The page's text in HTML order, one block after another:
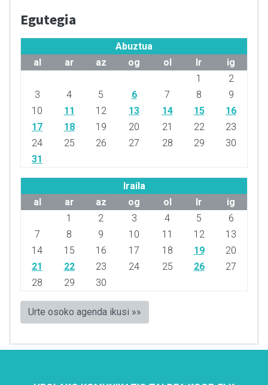
Egutegia
Abuztua
al
ar az og ol lr
ig
1
2
3
4 5 6 7 8
9
10
11 12 13 14 15
16
17
18 19 20 21 22
23
24
25 26 27 28 29
30
31
Iraila
al
ar az og ol lr
ig
1
2 3 4 5
6
7
8 9 10 11 12
13
14
15 16 17 18 19
20
21
22 23 24 25 26
27
28
29 30
Urte osoko agenda ikusi »»